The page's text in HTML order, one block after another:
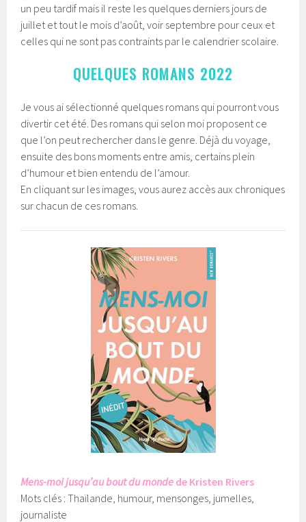
un peu tardif mais il reste les quelques derniers jours de
juillet et tout le mois d’août, voir septembre pour ceux et
celles qui ne sont pas contraints par le calendrier scolaire.
QUELQUES ROMANS 2022
Je vous ai sélectionné quelques romans qui pourront vous
divertir cet été. Des romans qui selon moi proposent ce
que l’on peut rechercher dans le genre. Déjà du voyage,
ensuite des bons moments entre amis, certains plein
d’humour et bien entendu de l’amour.
En cliquant sur les images, vous aurez accès aux chroniques
sur chacun de ces romans.
Mens-moi jusqu’au bout du monde de Kristen Rivers
Mots clés : Thaïlande, humour, mensonges, jumelles,
journaliste